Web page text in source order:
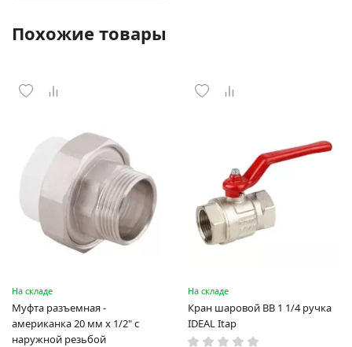
Похожие товары
На складе
Муфта разъемная -
американка 20 мм x 1/2" с
наружной резьбой
На складе
Кран шаровой ВВ 1 1/4 ручка
IDEAL Itap